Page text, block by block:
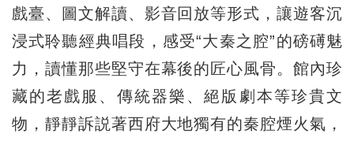
戲臺、圖文解讀、影音回放等形式，讓遊客沉
浸式聆聽經典唱段，感受“大秦之腔”的磅礡魅
力，讀懂那些堅守在幕後的匠心風骨。館內珍
藏的老戲服、傳統器樂、絕版劇本等珍貴文
物，靜靜訴説著西府大地獨有的秦腔煙火氣，